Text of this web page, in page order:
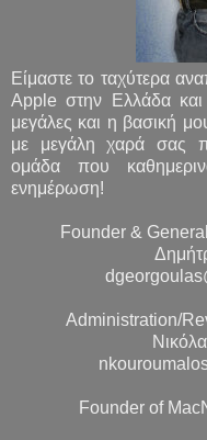
Είμαστε το ταχύτερα
Apple στην Ελλάδα και
μεγάλες και η βασική
με μεγάλη χαρά σας
ομάδα που
ενημέρωση!
Founder &
Administration/
Founder of